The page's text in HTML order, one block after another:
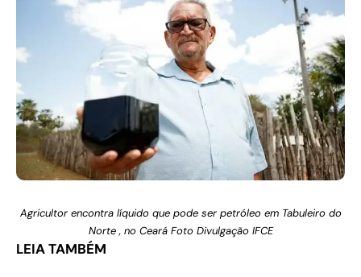
Agricultor encontra líquido que pode ser petróleo em Tabuleiro do
Norte , no Ceará Foto Divulgação IFCE
LEIA TAMBÉM